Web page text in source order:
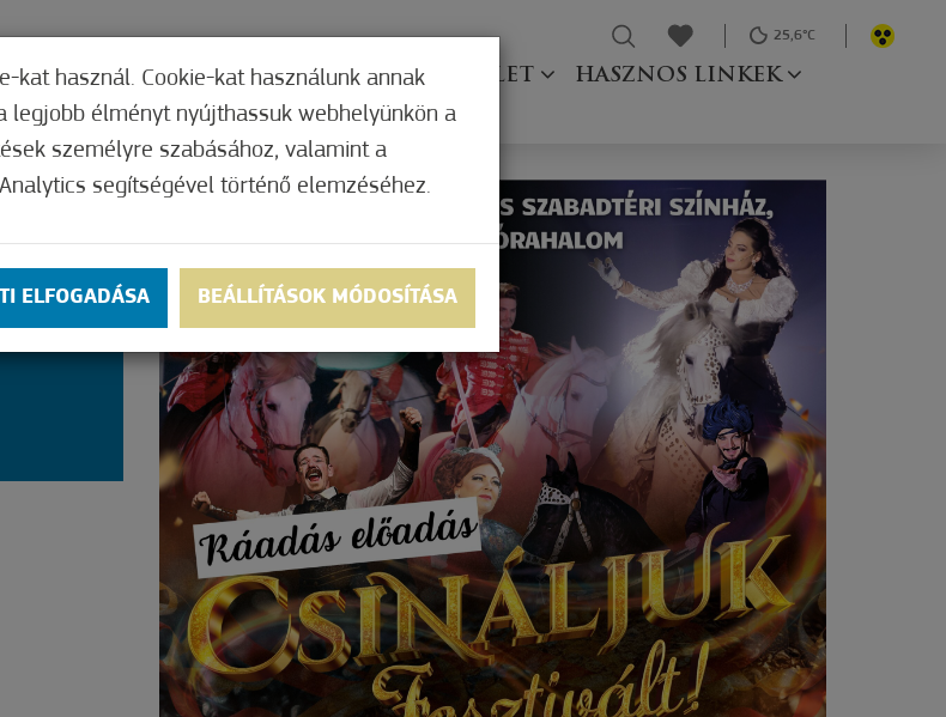
INTÉZMÉNYEK KÉPVISELŐ TESTÜLET
HASZNOS LINKEK
25,6°C
kat használ. Cookie-kat használunk annak
legjobb élményt nyújthassuk webhelyünkön a
személyre szabásához, valamint a
segítségével történő elemzéséhez.
ELFOGADÁSA BEÁLLÍTÁSOK MÓDOSÍTÁSA